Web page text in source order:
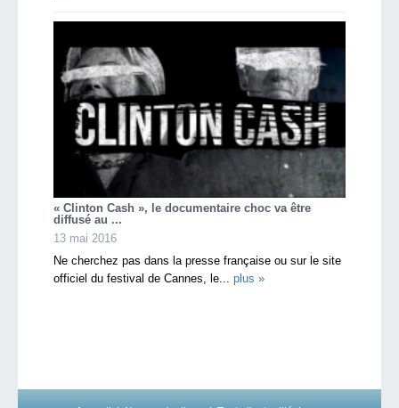
« Clinton Cash », le documentaire choc va être
diffusé au ...
13 mai 2016
Ne cherchez pas dans la presse française ou sur le site
officiel du festival de Cannes, le... plus »